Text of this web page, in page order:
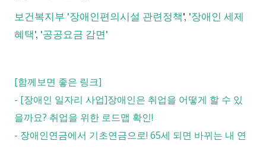
보건복지부 '장애인편의시설 관련정책', '장애인 세제
혜택', '공공요금 감면'
[함께보면 좋은 링크]
- [장애인 일자리 사업]장애인은 취업을 어떻게 할 수 있
을까요? 취업을 위한 로드맵 확인!
- 장애인연금에서 기초연금으로! 65세 되면 바뀌는 내 연